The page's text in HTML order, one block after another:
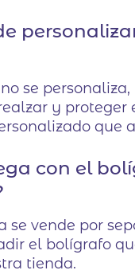
se personaliza,
y proteger
que
con el
se vende por
el bolígrafo
tienda.